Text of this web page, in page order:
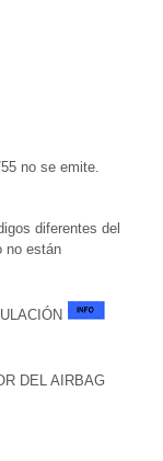
no se emite.
diferentes del
no están
DEL AIRBAG